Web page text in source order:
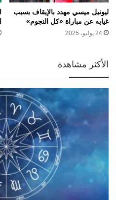
ليونيل ميسي مهدد بالإيقاف بسبب
غيابه عن مباراة «كل النجوم»
24 يوليو، 2025
الأكثر مشاهدة